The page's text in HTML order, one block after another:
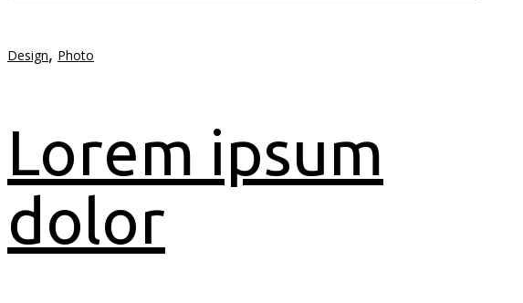
Design, Photo
Lorem ipsum
dolor